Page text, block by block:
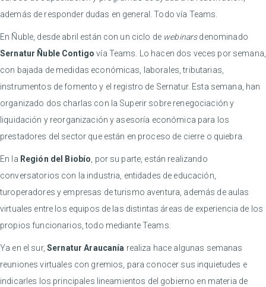
además de responder dudas en general. Todo vía Teams.
En Ñuble, desde abril están con un ciclo de webinarsdenominado
Sernatur Ñuble Contigo vía Teams. Lo hacen dos veces por semana,
con bajada de medidas económicas, laborales, tributarias,
instrumentos de fomento y el registro de Sernatur. Esta semana, han
organizado dos charlas con la Superir sobre renegociación y
liquidación y reorganización y asesoría económica para los
prestadores del sector que están en proceso de cierre o quiebra.
En la Región del Biobío , por su parte, están realizando
conversatorios con la industria, entidades de educación,
turoperadores y empresas de turismo aventura, además de aulas
virtuales entre los equipos de las distintas áreas de experiencia de los
propios funcionarios, todo mediante Teams.
Ya en el sur, Sernatur Araucanía realiza hace algunas semanas
reuniones virtuales con gremios, para conocer sus inquietudes e
indicarles los principales lineamientos del gobierno en materia de